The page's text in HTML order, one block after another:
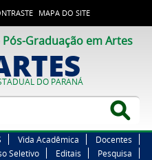
MAPA DO SITE
Graduação em Artes
DO PARANÁ
Vida Acadêmica
Docentes
Seletivo Editais
Pesquisa